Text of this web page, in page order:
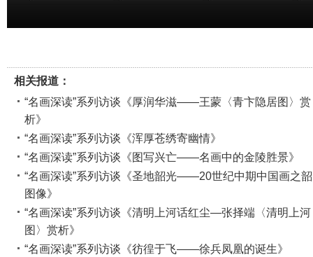
相关报道：
“名画深读”系列访谈《厚润华滋——王蒙〈青卞隐居图〉赏
析》
“名画深读”系列访谈《浑厚苍绣寄幽情》
“名画深读”系列访谈《图写兴亡——名画中的金陵胜景》
“名画深读”系列访谈《圣地韶光——20世纪中期中国画之
图像》
“名画深读”系列访谈《清明上河话红尘—张择端〈清明上河
图〉赏析》
“名画深读”系列访谈《彷徨于飞——徐兵凤凰的诞生》